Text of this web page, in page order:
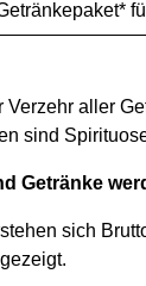
Verzehr aller
sind
Getränke
sich